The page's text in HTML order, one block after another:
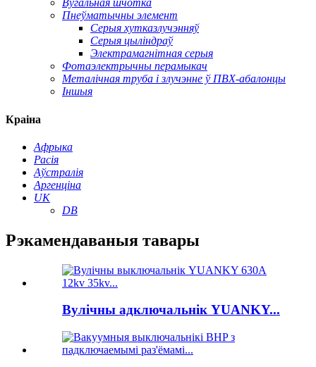
Вугальная шчотка
Пнеўматычны элемент
Серыя хутказлучэнняў
Серыя цыліндраў
Электрамагнітная серыя
Фотаэлектрычны перамыкач
Металічная труба і злучэнне ў ПВХ-абалонцы
Іншыя
Краіна
Афрыка
Расія
Аўстралія
Аргенціна
UK
DB
Рэкамендаваныя тавары
Вулічны адключальнік YUANKY...